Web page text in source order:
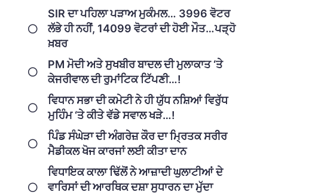
SIR ਦਾ ਪਹਿਲਾ ਪੜਾਅ ਮੁਕੰਮਲ… 3996 ਵੋਟਰ
ਲੱਭੇ ਹੀ ਨਹੀਂ, 14099 ਵੋਟਰਾਂ ਦੀ ਹੋਈ ਮੌਤ…ਪੜ੍ਹੋ
ਖ਼ਬਰ
PM ਮੋਦੀ ਅਤੇ ਸੁਖਬੀਰ ਬਾਦਲ ਦੀ ਮੁਲਾਕਾਤ ‘ਤੇ
ਕੇਜਰੀਵਾਲ ਦੀ ਰੁਮਾਂਟਿਕ ਟਿੱਪਣੀ…!
ਵਿਧਾਨ ਸਭਾ ਦੀ ਕਮੇਟੀ ਨੇ ਹੀ ਯੁੱਧ ਨਸ਼ਿਆਂ ਵਿਰੁੱਧ
ਮੁਹਿੰਮ ‘ਤੇ ਕੀਤੇ ਵੱਡੇ ਸਵਾਲ ਖੜੇ…!
ਪਿੰਡ ਸੰਘੇੜਾ ਦੀ ਅੰਗਰੇਜ਼ ਕੌਰ ਦਾ ਮ੍ਰਿਤਕ ਸਰੀਰ
ਮੈਡੀਕਲ ਖੋਜ ਕਾਰਜਾਂ ਲਈ ਕੀਤਾ ਦਾਨ
ਵਿਧਾਇਕ ਕਾਲਾ ਢਿੱਲੋਂ ਨੇ ਆਜ਼ਾਦੀ ਘੁਲਾਟੀਆਂ ਦੇ
ਵਾਰਿਸਾਂ ਦੀ ਆਰਥਿਕ ਦਸ਼ਾ ਸੁਧਾਰਨ ਦਾ ਮੁੱਦਾ